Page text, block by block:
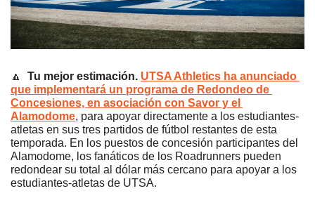
🔼 Tu mejor estimación. UTSA Athletics ha anunciado
que implementará un programa de Redondeo de
Concesiones, en asociación con Savor y el
Alamodome, para apoyar directamente a los estudiantes-
atletas en sus tres partidos de fútbol restantes de esta
temporada. En los puestos de concesión participantes del
Alamodome, los fanáticos de los Roadrunners pueden
redondear su total al dólar más cercano para apoyar a los
estudiantes-atletas de UTSA.